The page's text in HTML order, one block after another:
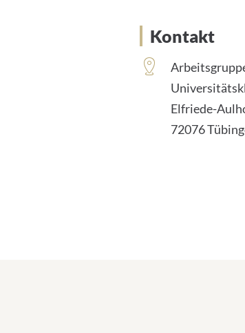
Kontakt
Elfriede-
72076